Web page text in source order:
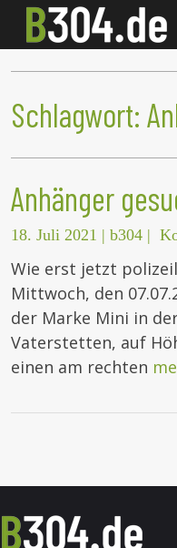
Schlagwort:
Anhänger
18. Juli 2021 | b304 |
Wie erst jetzt
Mittwoch, den
der Marke Mini in
Vaterstetten, auf
einen am rechten